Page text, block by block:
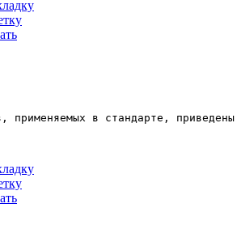
применяемых в стандарте,